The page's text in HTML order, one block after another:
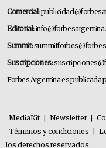
Comercial:
Editorial:
Summit:
Suscripciones:
Forbes Argentina es publicada
MediaKit Newsletter
Términos y condiciones
los derechos reservados.